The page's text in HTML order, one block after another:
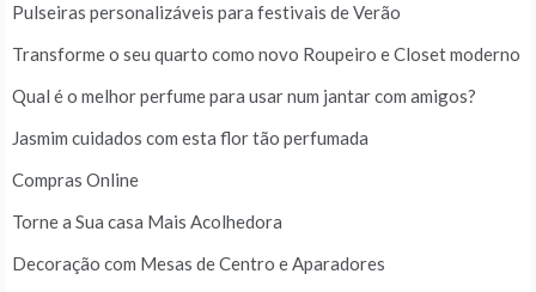
Pulseiras personalizáveis para festivais de Verão
Transforme o seu quarto como novo Roupeiro e Closet moderno
Qual é o melhor perfume para usar num jantar com amigos?
Jasmim cuidados com esta flor tão perfumada
Compras Online
Torne a Sua casa Mais Acolhedora
Decoração com Mesas de Centro e Aparadores